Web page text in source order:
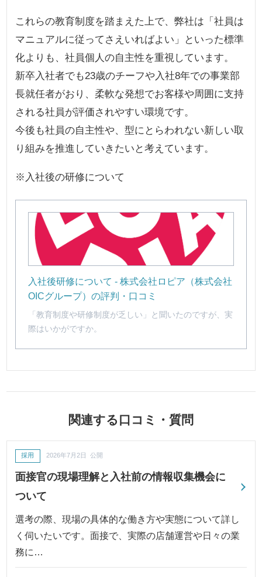
これらの教育制度を踏まえた上で、弊社は「社員は
マニュアルに従ってさえいればよい」といった標準
化よりも、社員個人の自主性を重視しています。
新卒入社者でも23歳のチーフや入社8年での事業部
長就任者がおり、柔軟な発想でお客様や周囲に支持
される社員が評価されやすい環境です。
今後も社員の自主性や、型にとらわれない新しい取
り組みを推進していきたいと考えています。
※入社後の研修について
入社後研修について - 株式会社ロピア（株式会社
OICグループ）の評判・口コミ
「教育制度や研修制度が乏しい」と聞いたのですが、実
際はいかがですか。
関連する口コミ・質問
面接官の現場理解と入社前の情報収集機会に
ついて
採用 2026年7月2日 公開
選考の際、現場の具体的な働き方や実態について詳し
く伺いたいです。面接で、実際の店舗運営や日々の業
務に…